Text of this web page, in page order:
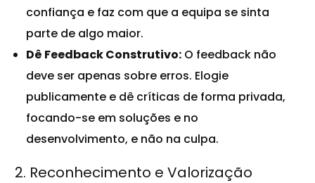
confiança e faz com que a equipa se sinta
parte de algo maior.
Dê Feedback Construtivo: O feedback não
deve ser apenas sobre erros. Elogie
publicamente e dê críticas de forma privada,
focando-se em soluções e no
desenvolvimento, e não na culpa.
2. Reconhecimento e Valorização